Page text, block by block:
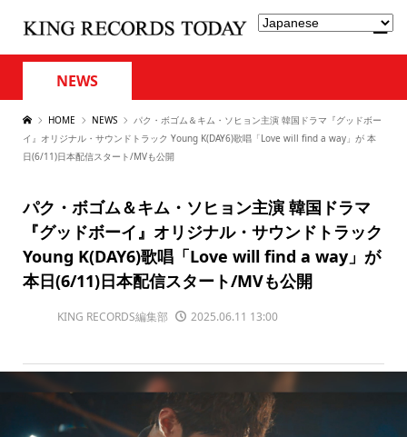
NEWS
HOME NEWS
パク・ボゴム＆キム・ソヒョン主演 韓国ドラマ『グッドボー
イ』オリジナル・サウンドトラック Young K(DAY6)歌唱「Love will find a way」が 本
日(6/11)日本配信スタート/MVも公開
パク・ボゴム＆キム・ソヒョン主演 韓国ドラマ
『グッドボーイ』オリジナル・サウンドトラック
Young K(DAY6)歌唱「Love will find a way」が
本日(6/11)日本配信スタート/MVも公開
KING RECORDS編集部 2025.06.11 13:00